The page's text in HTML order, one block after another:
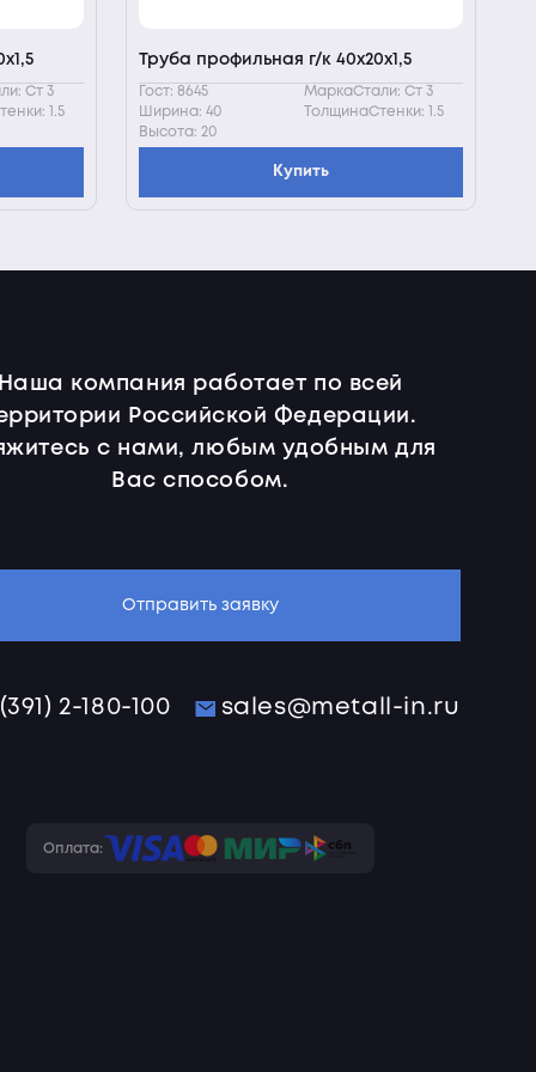
Ст 3
1.5
Труба профильная г/к 40х20х1,5
Гост: 8645
МаркаСтали: Ст 3
Ширина: 40
ТолщинаСтенки: 1.5
Высота: 20
Купить
компания работает по всей
Российской Федерации.
с нами, любым удобным для
Вас способом.
Отправить заявку
2-180-100 sales@metall-in.ru
Оплата: